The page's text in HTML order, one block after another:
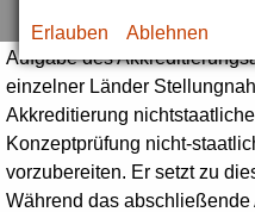
Erlauben Ablehnen
Aufgabe des
einzelner Länder
Akkreditierung
Konzeptprüfung nicht-
vorzubereiten. Er setzt zu
Während das